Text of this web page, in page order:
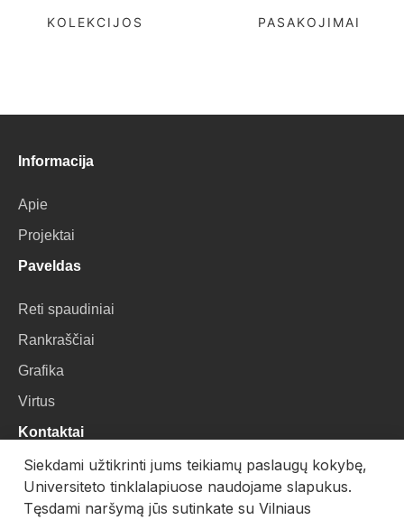
KOLEKCIJOS PASAKOJIMAI
Informacija
Apie
Projektai
Paveldas
Reti spaudiniai
Rankraščiai
Grafika
Virtus
Kontaktai
VU Biblioteka
Universiteto g. 3, LT-01122, Vilnius
Siekdami užtikrinti jums teikiamų paslaugų kokybę,
Universiteto tinklalapiuose naudojame slapukus.
Tęsdami naršymą jūs sutinkate su Vilniaus